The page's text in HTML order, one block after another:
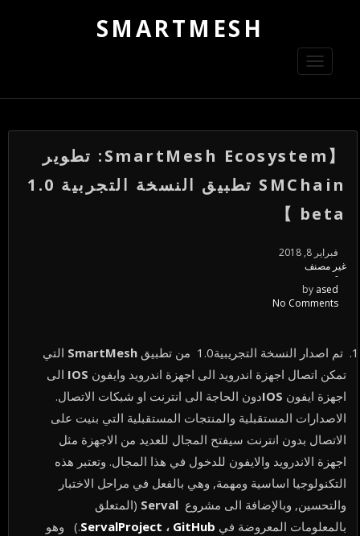
SMARTMESH
Toggle
navigation
【SmartMesh Ecosystem: تطوير
SMChain تطبيق النسخة التجربية 1.0
beta 】
فبراير 8, 2018
غير مصنف
-
by ased
No Comments
تم اصدار النسخة التجريبية1.0 من تطبيق SmartMesh التي
تمكن اتصال اجهزة اندرويد الى اجهزة اندرويد وايفون
الى
اجهزة ايفون IOSدون الحاجة الى انترنت او شبكات الاتصال.
الاصدارات المستقبلية والمنتجات المستقبلية التي بنيت على
الاتصال بدون انترنت سيفتح المجال للعديد من الاجهزة مثل
اجهزة الاندرويد والايفون للدخول في هذا المجال. وتعتبر هذه
التكنولوجيا اساسية ومهمة, وهي بالفعل في مراحل الاختبار
والتحسين, وبالإضافة الى مشروعServal (المتعلق
بالمعلومات المعروضة في
ServalProject ، GitHub
.) وهو